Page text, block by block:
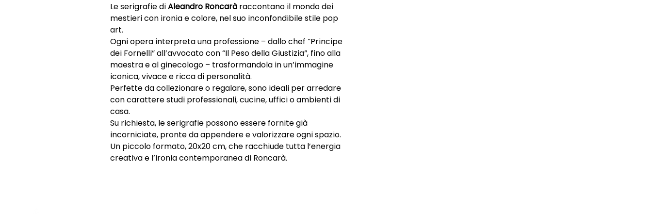
Le serigrafie diAleandro Roncarà raccontano il mondo dei
mestieri con ironia e colore, nel suo inconfondibile stile pop
art.
Ogni opera interpreta una professione – dallo chef “Principe
dei Fornelli” all’avvocato con “Il Peso della Giustizia”, fino alla
maestra e al ginecologo – trasformandola in un’immagine
iconica, vivace e ricca di personalità.
Perfette da collezionare o regalare, sono ideali per arredare
con carattere studi professionali, cucine, uffici o ambienti di
casa.
Su richiesta, le serigrafie possono essere fornite già
incorniciate, pronte da appendere e valorizzare ogni spazio.
Un piccolo formato, 20x20 cm, che racchiude tutta l’energia
creativa e l’ironia contemporanea di Roncarà.